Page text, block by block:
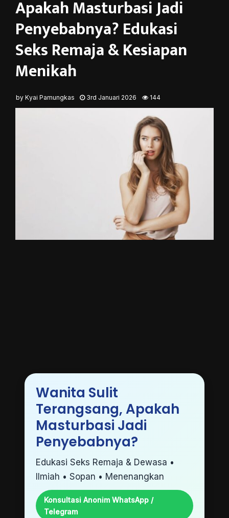
Apakah Masturbasi Jadi
Penyebabnya? Edukasi
Seks Remaja & Kesiapan
Menikah
by Kyai Pamungkas 3rd Januari 2026 144
Wanita Sulit
Terangsang, Apakah
Masturbasi Jadi
Penyebabnya?
Edukasi Seks Remaja & Dewasa •
Ilmiah • Sopan • Menenangkan
Konsultasi Anonim WhatsApp /
Telegram